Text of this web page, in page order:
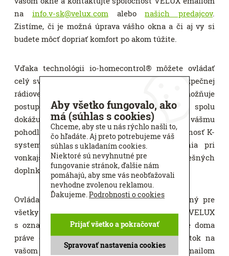
na info.v-sk@velux.com alebonašich predajcov.
Zistíme, či je možná úprava vášho okna a či aj vy si
budete môcť dopriať komfort po akom túžite.
Vďaka technológii io-homecontrol® môžete ovládať
celý svoj dom prostredníctvom modernej a bezpečnej
rádiovej technológie. Io-homecontrol® umožňuje
postupné dopĺňanie nových produktov, ktoré spolu
dokážu navzájom komunikovať, čo prispieva k vášmu
pohodliu, bezpečnosti a úspore energie. Spoločnosť K-
system vám ponúka tento systém ovládania pri
vonkajších žalúziách, roletách aj strešných
doplnkoch.
Ovládač VELUX INTEGRA® KLR 200 je vhodný pre
všetky typy strešných okien značky VELUX
s označením INTEGRA. V prípade, že nemáte doma
práve okná tejto novej generácie, odfoťte štítok na
vašom okne a kontaktujte spoločnosť VELUX emailom
Aby všetko fungovalo, ako
má (súhlas s cookies)
Chceme, aby ste u nás rýchlo našli to,
čo hľadáte. Aj preto potrebujeme váš
súhlas s ukladaním cookies.
Niektoré sú nevyhnutné pre
fungovanie stránok, ďalšie nám
pomáhajú, aby sme vás neobťažovali
nevhodne zvolenou reklamou.
Ďakujeme.Podrobnosti o cookies
Spravovať nastavenia cookies
Prijať všetko a pokračovať